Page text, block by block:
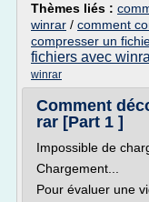
Thèmes liés :
winrar / comment
compresser un
fichiers avec
winrar
Comment
rar [Part 1 ]
Impossible de
Chargement...
Pour évaluer une